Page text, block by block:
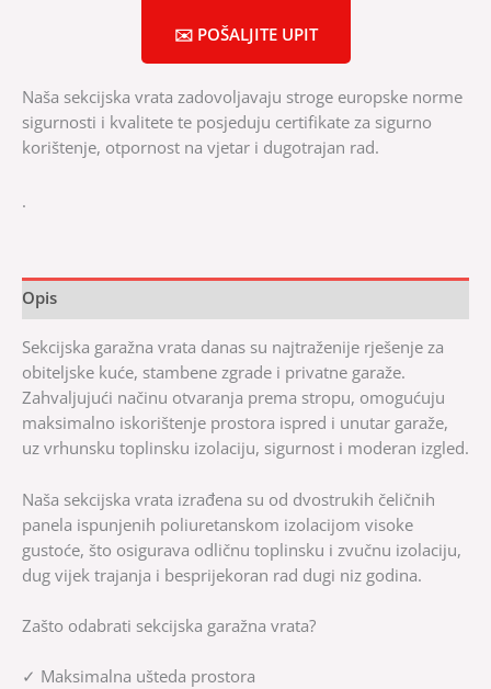
✉️ POŠALJITE UPIT
Naša sekcijska vrata zadovoljavaju stroge europske norme
sigurnosti i kvalitete te posjeduju certifikate za sigurno
korištenje, otpornost na vjetar i dugotrajan rad.
.
Opis
Sekcijska garažna vrata danas su najtraženije rješenje za
obiteljske kuće, stambene zgrade i privatne garaže.
Zahvaljujući načinu otvaranja prema stropu, omogućuju
maksimalno iskorištenje prostora ispred i unutar garaže,
uz vrhunsku toplinsku izolaciju, sigurnost i moderan izgled.
Naša sekcijska vrata izrađena su od dvostrukih čeličnih
panela ispunjenih poliuretanskom izolacijom visoke
gustoće, što osigurava odličnu toplinsku i zvučnu izolaciju,
dug vijek trajanja i besprijekoran rad dugi niz godina.
Zašto odabrati sekcijska garažna vrata?
✓ Maksimalna ušteda prostora